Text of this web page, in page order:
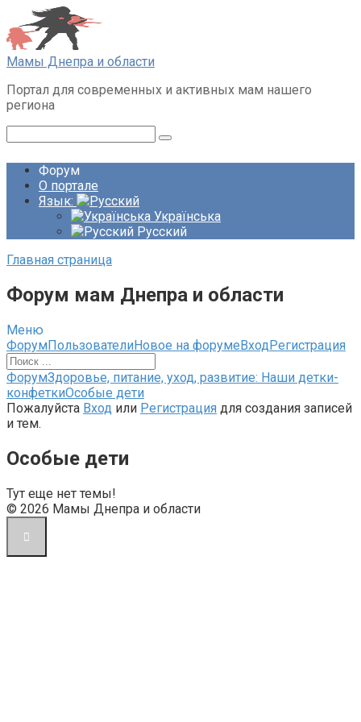
Перейти
к
контенту
Мамы Днепра и области
Портал для современных и активных мам нашего
региона
Форум
О портале
Язык:
Українська
Русский
Главная страница
Форум мам Днепра и области
Меню
Навигация
Форума
ФорумПользователиНовое на форумеВходРегистрация
Форум
breadcrumbs
-
Вы
ФорумЗдоровье, питание, уход, развитие: Наши детки-
конфеткиОсобые дети
Пожалуйста Вход или Регистрация для создания записей
и тем.
Особые дети
Тут еще нет темы!
© 2026 Мамы Днепра и области